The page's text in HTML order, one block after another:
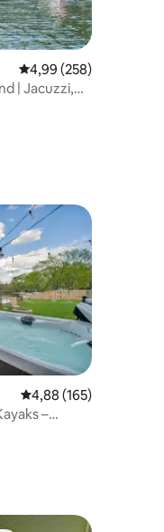
: 4,91 sur 5
Évaluation moyenne
4,99 (258)
| Jacuzzi,
: 4,92 sur 5
Évaluation moyenne
4,88 (165)
–